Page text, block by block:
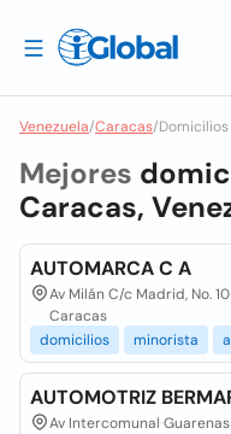
Venezuela/Caracas/Domicilios
Mejores
Caracas,
AUTOMARCA C A
Av Milán C/c Madrid, No.
Caracas
domicilios
minorista
AUTOMOTRIZ
Av Intercomunal